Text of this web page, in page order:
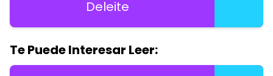
Deleite
Te Puede Interesar Leer: